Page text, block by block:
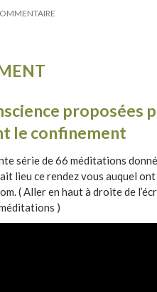
proposées
le confinement
série de 66 méditations
lieu ce rendez vous auquel
( Aller en haut à droite de
)